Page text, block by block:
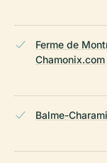
Ferme de
Chamonix.com
Balme-